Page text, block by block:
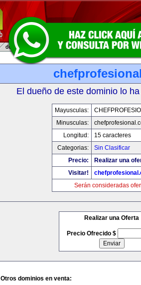
El dueño de este dominio lo
Mayusculas:
Minusculas:
Longitud:
15 caracteres
Categorias:
Sin Clasificar
Precio:
Realizar una
Visitar!
Serán consideradas
Realizar una Oferta
Precio Ofrecido $
Otros dominios en venta: